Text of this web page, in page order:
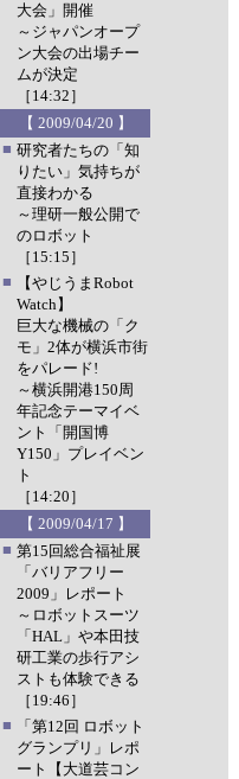
大会」開催
～ジャパンオープ
ン大会の出場チー
ムが決定
［14:32］
【 2009/04/20 】
■ 研究者たちの「知
りたい」気持ちが
直接わかる
～理研一般公開で
のロボット
［15:15］
■
【やじうまRobot
Watch】
巨大な機械の「ク
モ」2体が横浜市街
をパレード!
～横浜開港150周
年記念テーマイベ
ント「開国博
Y150」プレイベン
ト
［14:20］
【 2009/04/17 】
■ 第15回総合福祉展
「バリアフリー
2009」レポート
～ロボットスーツ
「HAL」や本田技
研工業の歩行アシ
ストも体験できる
［19:46］
■
「第12回 ロボット
グランプリ」レポ
ート【大道芸コン